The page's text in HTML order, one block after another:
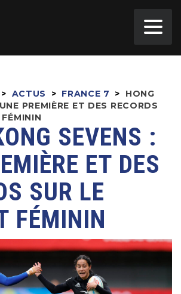
> ACTUS > FRANCE 7 >
HONG
PREMIÈRE ET DES RECORDS
SEVENS :
ET DES
SUR LE
FÉMININ